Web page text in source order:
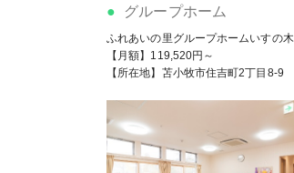
グループホーム
ふれあいの里グループホームいすの木
【月額】119,520円～
【所在地】苫小牧市住吉町2丁目8-9